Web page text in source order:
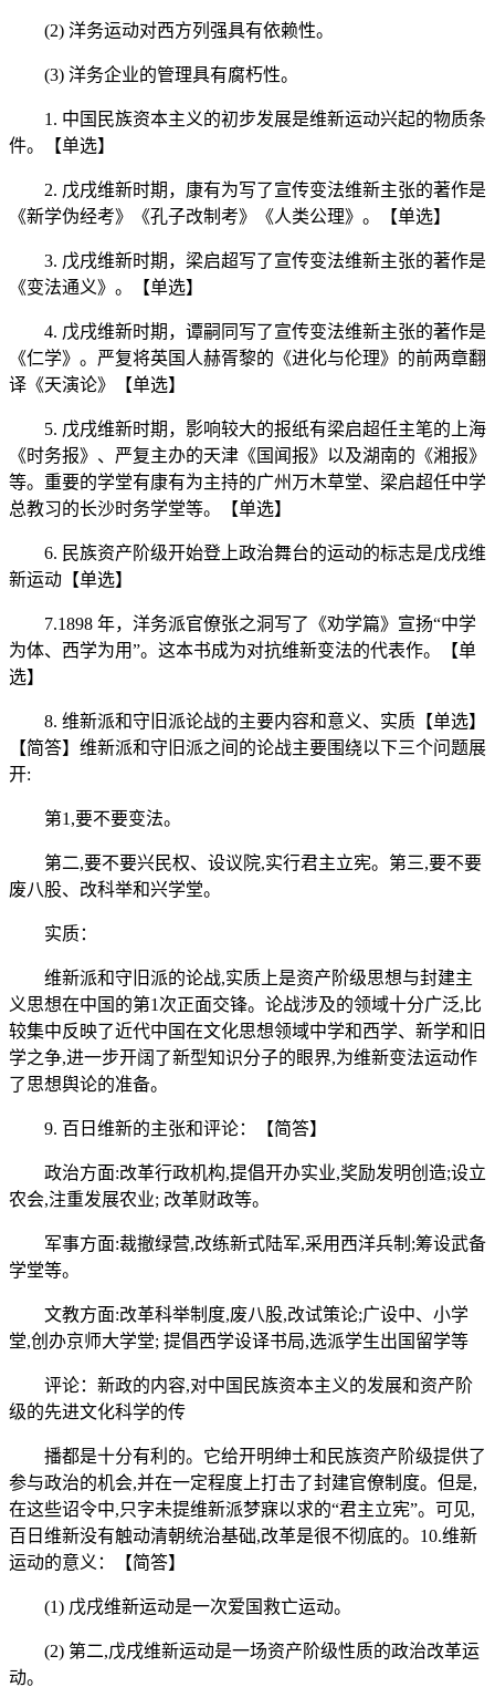
(2) 洋务运动对西方列强具有依赖性。
(3) 洋务企业的管理具有腐朽性。
1. 中国民族资本主义的初步发展是维新运动兴起的物质条
件。【单选】
2. 戊戌维新时期，康有为写了宣传变法维新主张的著作是
《新学伪经考》《孔子改制考》《人类公理》。【单选】
3. 戊戌维新时期，梁启超写了宣传变法维新主张的著作是
《变法通义》。【单选】
4. 戊戌维新时期，谭嗣同写了宣传变法维新主张的著作是
《仁学》。严复将英国人赫胥黎的《进化与伦理》的前两章翻
译《天演论》【单选】
5. 戊戌维新时期，影响较大的报纸有梁启超任主笔的上海
《时务报》、严复主办的天津《国闻报》以及湖南的《湘报》
等。重要的学堂有康有为主持的广州万木草堂、梁启超任中学
总教习的长沙时务学堂等。【单选】
6. 民族资产阶级开始登上政治舞台的运动的标志是戊戌维
新运动【单选】
7.1898 年，洋务派官僚张之洞写了《劝学篇》宣扬“中学
为体、西学为用”。这本书成为对抗维新变法的代表作。【单
选】
8. 维新派和守旧派论战的主要内容和意义、实质【单选】
【简答】维新派和守旧派之间的论战主要围绕以下三个问题展
开:
第1,要不要变法。
第二,要不要兴民权、设议院,实行君主立宪。第三,要不要
废八股、改科举和兴学堂。
实质：
维新派和守旧派的论战,实质上是资产阶级思想与封建主
义思想在中国的第1次正面交锋。论战涉及的领域十分广泛,比
较集中反映了近代中国在文化思想领域中学和西学、新学和旧
学之争,进一步开阔了新型知识分子的眼界,为维新变法运动作
了思想舆论的准备。
9. 百日维新的主张和评论：【简答】
政治方面:改革行政机构,提倡开办实业,奖励发明创造;设立
农会,注重发展农业; 改革财政等。
军事方面:裁撤绿营,改练新式陆军,采用西洋兵制;筹设武备
学堂等。
文教方面:改革科举制度,废八股,改试策论;广设中、小学
堂,创办京师大学堂; 提倡西学设译书局,选派学生出国留学等
评论：新政的内容,对中国民族资本主义的发展和资产阶
级的先进文化科学的传
播都是十分有利的。它给开明绅士和民族资产阶级提供了
参与政治的机会,并在一定程度上打击了封建官僚制度。但是,
在这些诏令中,只字未提维新派梦寐以求的“君主立宪”。可见,
百日维新没有触动清朝统治基础,改革是很不彻底的。10.维新
运动的意义：【简答】
(1) 戊戌维新运动是一次爱国救亡运动。
(2) 第二,戊戌维新运动是一场资产阶级性质的政治改革运
动。